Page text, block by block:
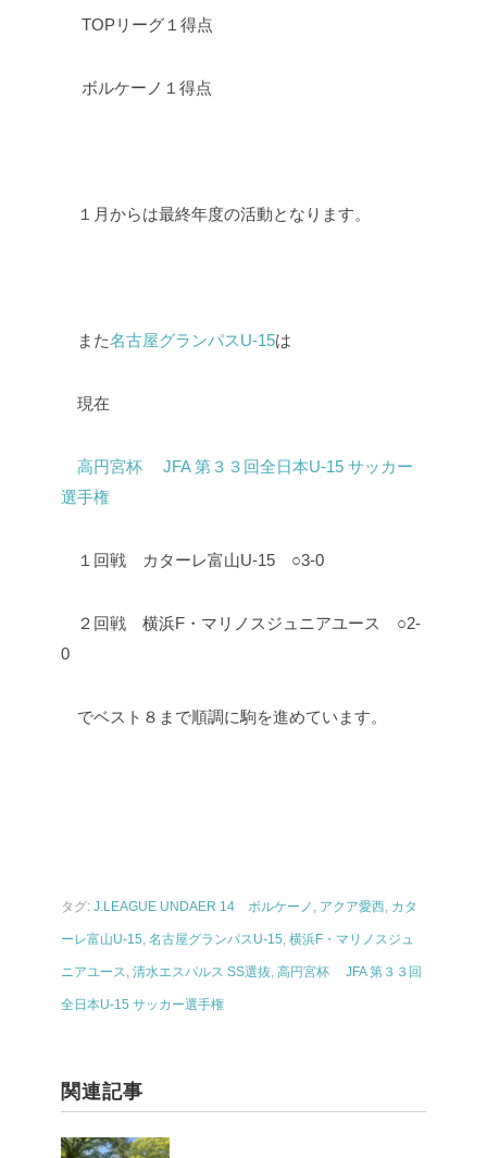
TOPリーグ１得点
ボルケーノ１得点
１月からは最終年度の活動となります。
また名古屋グランパスU-15は
現在
高円宮杯 JFA 第３３回全日本U-15 サッカー
選手権
１回戦 カターレ富山U-15 ○3-0
２回戦 横浜F・マリノスジュニアユース ○2-
0
でベスト８まで順調に駒を進めています。
タグ: J.LEAGUE UNDAER 14 ボルケーノ , アクア愛西, カタ
ーレ富山U-15, 名古屋グランパスU-15, 横浜F・マリノスジュ
ニアユース, 清水エスパルス SS選抜, 高円宮杯 JFA 第３３回
全日本U-15 サッカー選手権
関連記事